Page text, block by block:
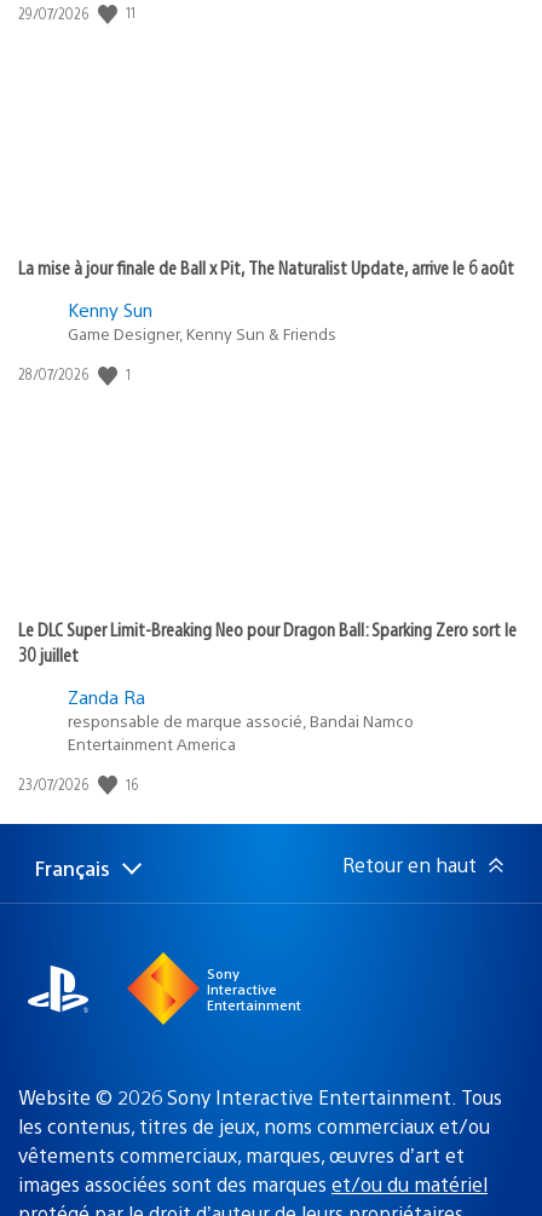
Date
29/07/2026 11
La mise à jour finale de Ball x Pit, The Naturalist Update, arrive le 6 août
Kenny Sun
Game Designer, Kenny Sun & Friends
Date
28/07/2026 1
Le DLC Super Limit-Breaking Neo pour Dragon Ball: Sparking Zero sort le
30 juillet
Zanda Ra
responsable de marque associé, Bandai Namco
Entertainment America
Date
publication
23/07/2026 16
Choisir
une
Région
actuelle
Français Retour en haut
Sony
Interactive
Entertainment
Website © 2026 Sony Interactive Entertainment. Tous
les contenus, titres de jeux, noms commerciaux et/ou
vêtements commerciaux, marques, œuvres d’art et
images associées sont des marques et/ou du matériel